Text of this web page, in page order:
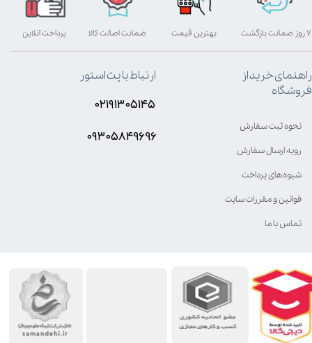
بهترین قیمت پرداخت آنلاین ۷ روز ضمانت بازگشت ضمانت اصالت کالا
راهنمای خرید از
فروشگاه
نحوه ثبت سفارش
رویه ارسال سفارش
شیوه‌های پرداخت
قوانین و مقررات سایت
تماس با ما
ارتباط با پت استور
۰۲۱۹۱۳۰۵۱۴۵
۰۹۳۰۵8۴9696